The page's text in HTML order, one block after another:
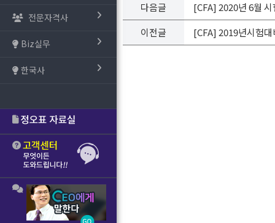
전문자격사
Biz실무
한국사
다음글
[CFA] 2020년 6월
이전글
[CFA] 2019년시험